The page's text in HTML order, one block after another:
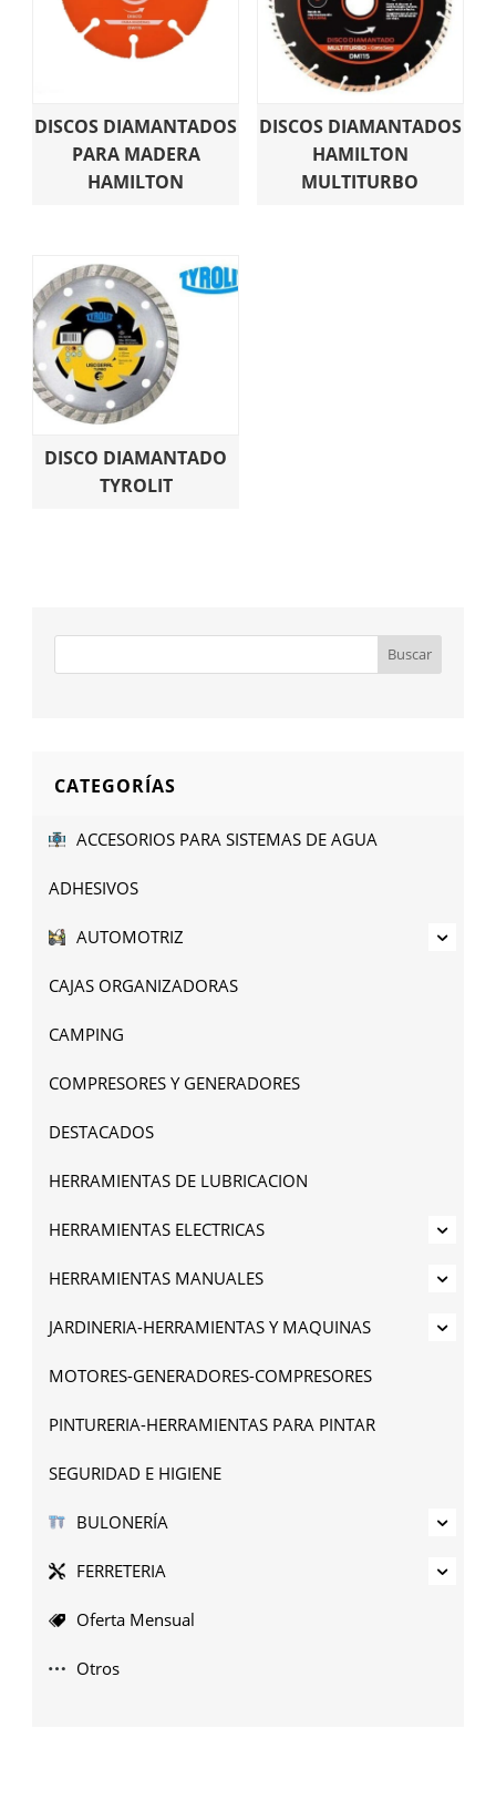
DISCOS DIAMANTADOS
PARA MADERA
HAMILTON
DISCOS DIAMANTADOS
HAMILTON
MULTITURBO
DISCO DIAMANTADO
TYROLIT
CATEGORÍAS
ACCESORIOS PARA SISTEMAS DE AGUA
ADHESIVOS
AUTOMOTRIZ
CAJAS ORGANIZADORAS
CAMPING
COMPRESORES Y GENERADORES
DESTACADOS
HERRAMIENTAS DE LUBRICACION
HERRAMIENTAS ELECTRICAS
HERRAMIENTAS MANUALES
JARDINERIA-HERRAMIENTAS Y MAQUINAS
MOTORES-GENERADORES-COMPRESORES
PINTURERIA-HERRAMIENTAS PARA PINTAR
SEGURIDAD E HIGIENE
BULONERÍA
FERRETERIA
Oferta Mensual
Otros